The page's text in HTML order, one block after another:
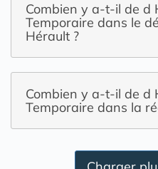
Combien y a-t-il de d
Temporaire dans le
Hérault ?
Combien y a-t-il de d
Temporaire dans la